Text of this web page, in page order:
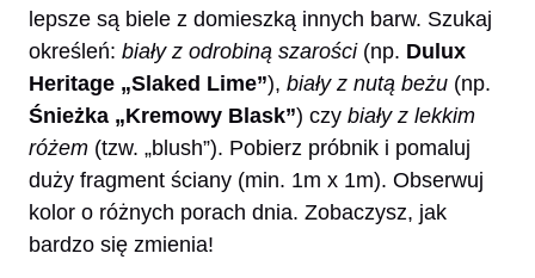
lepsze są biele z domieszką innych barw. Szukaj
określeń: biały z odrobiną szarości(np. Dulux
Heritage „Slaked Lime”), biały z nutą beżu (np.
Śnieżka „Kremowy Blask”) czy biały z lekkim
różem (tzw. „blush”). Pobierz próbnik i pomaluj
duży fragment ściany (min. 1m x 1m). Obserwuj
kolor o różnych porach dnia. Zobaczysz, jak
bardzo się zmienia!